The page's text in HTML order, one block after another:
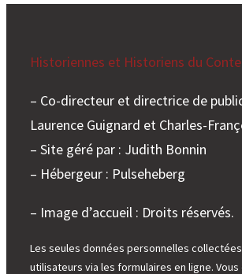
Historiennes et Historiens du
– Co-directeur et directrice de
Laurence Guignard et Charles-
– Site géré par : Judith Bonnin
– Hébergeur : Pulseheberg
– Image d’accueil : Droits réservés.
Les seules données personnelles
utilisateurs via les formulaires en ligne.